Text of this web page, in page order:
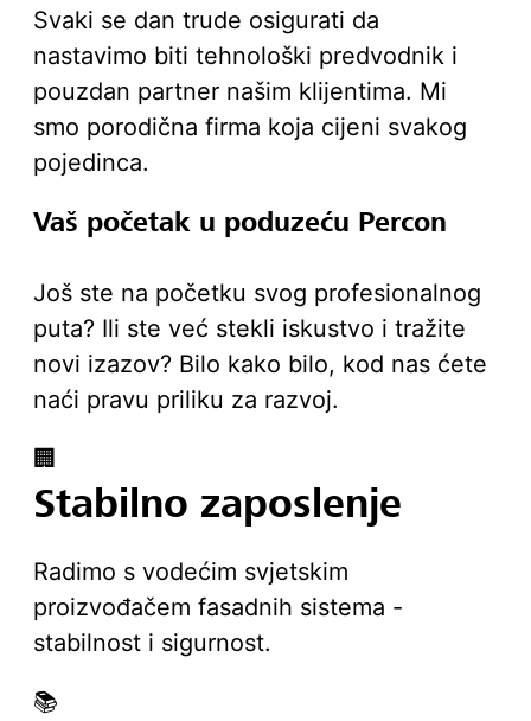
Svaki se dan trude osigurati da
nastavimo biti tehnološki predvodnik i
pouzdan partner našim klijentima. Mi
smo porodična firma koja cijeni svakog
pojedinca.
Vaš početak u poduzeću Percon
Još ste na početku svog profesionalnog
puta? Ili ste već stekli iskustvo i tražite
novi izazov? Bilo kako bilo, kod nas ćete
naći pravu priliku za razvoj.
🏢
Stabilno zaposlenje
Radimo s vodećim svjetskim
proizvođačem fasadnih sistema -
stabilnost i sigurnost.
📚